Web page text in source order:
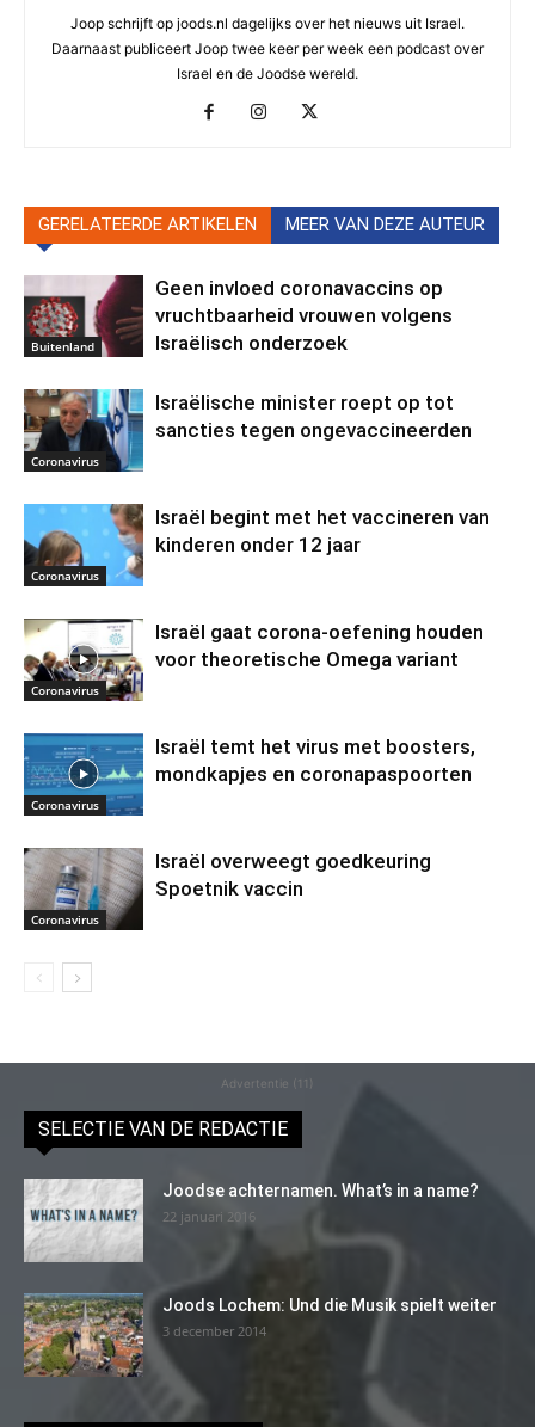
Joop schrijft op joods.nl dagelijks over het nieuws uit Israel.
Daarnaast publiceert Joop twee keer per week een podcast over
Israel en de Joodse wereld.
GERELATEERDE ARTIKELEN MEER VAN DEZE AUTEUR
Buitenland
Geen invloed coronavaccins op
vruchtbaarheid vrouwen volgens
Israëlisch onderzoek
Coronavirus
Israëlische minister roept op tot
sancties tegen ongevaccineerden
Coronavirus
Israël begint met het vaccineren van
kinderen onder 12 jaar
Coronavirus
Israël gaat corona-oefening houden
voor theoretische Omega variant
Coronavirus
Israël temt het virus met boosters,
mondkapjes en coronapaspoorten
Coronavirus
Israël overweegt goedkeuring
Spoetnik vaccin
Advertentie (11)
SELECTIE VAN DE REDACTIE
Joodse achternamen. What’s in a name?
22 januari 2016
Joods Lochem: Und die Musik spielt weiter
3 december 2014